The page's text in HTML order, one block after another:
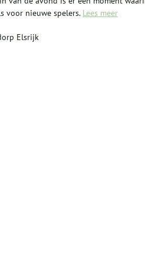
voor nieuwe spelers. Lees meer
Elsrijk